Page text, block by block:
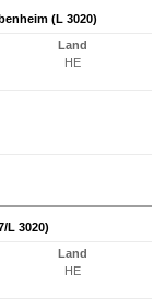
(L 3020)
Land
HE
L 3020)
Land
HE